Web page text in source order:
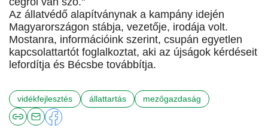
Az állatvédő alapítványnak a kampány idején
Magyarországon stábja, vezetője, irodája volt.
Mostanra, információink szerint, csupán egyetlen
kapcsolattartót foglalkoztat, aki az újságok kérdéseit
lefordítja és Bécsbe továbbítja.
vidékfejlesztés állattartás mezőgazdaság